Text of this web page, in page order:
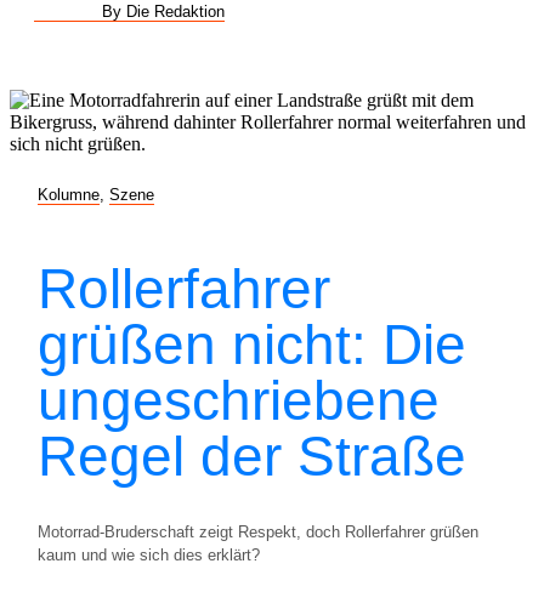
By Die Redaktion
Kolumne Szene
Rollerfahrer
grüßen nicht: Die
ungeschriebene
Regel der Straße
Motorrad-Bruderschaft zeigt Respekt, doch Rollerfahrer grüßen
kaum und wie sich dies erklärt?